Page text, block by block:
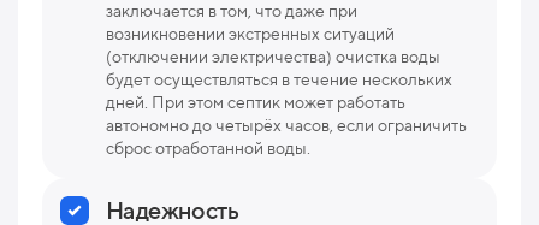
заключается в том, что даже при
возникновении экстренных ситуаций
(отключении электричества) очистка воды
будет осуществляться в течение нескольких
дней. При этом септик может работать
автономно до четырёх часов, если ограничить
сброс отработанной воды.
Надежность